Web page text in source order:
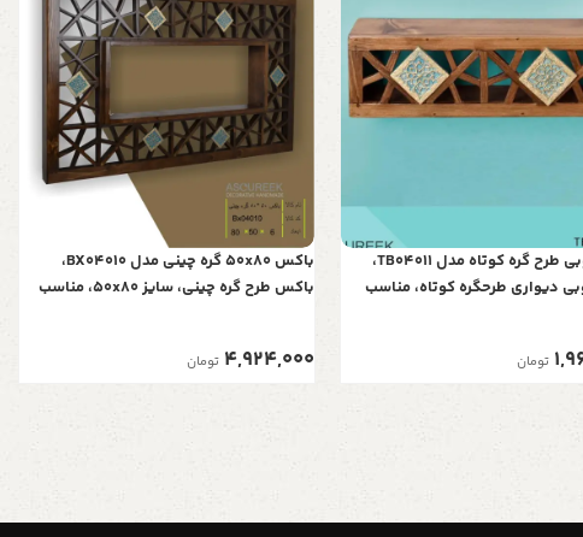
شلف چوبی طرح گره کوتاه مدل TB04011،
دیواری طرحگره کوتاه، مناسب
تومان
باکس 50x80 گره چینی مدل BX04010،
باکس طرح گره چینی، سایز 50x80، مناسب
4,924,000 تومان